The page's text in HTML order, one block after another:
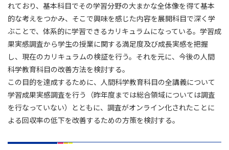
れており、基本科目でその学習分野の大まかな全体像を得て基本
的な考えをつかみ、そこで興味を感じた内容を展開科目で深く学
ぶことで、体系的に学習できるカリキュラムになっている。学習成
果実感調査から学生の授業に関する満足度及び成長実感を把握
し、現在のカリキュラムの検証を行う。それを元に、今後の人間
科学教育科目の改善方法を検討する。
この目的を達成するために、人間科学教育科目の全講義について
学習成果実感調査を行う（昨年度までは総合領域については調査
を行なっていない）とともに、調査がオンライン化されたことに
よる回収率の低下を改善するための方策を検討する。